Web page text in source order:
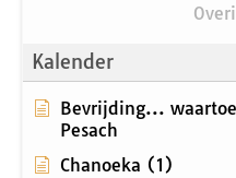
Kalender
Bevrijding...
Pesach
Chanoeka (1)